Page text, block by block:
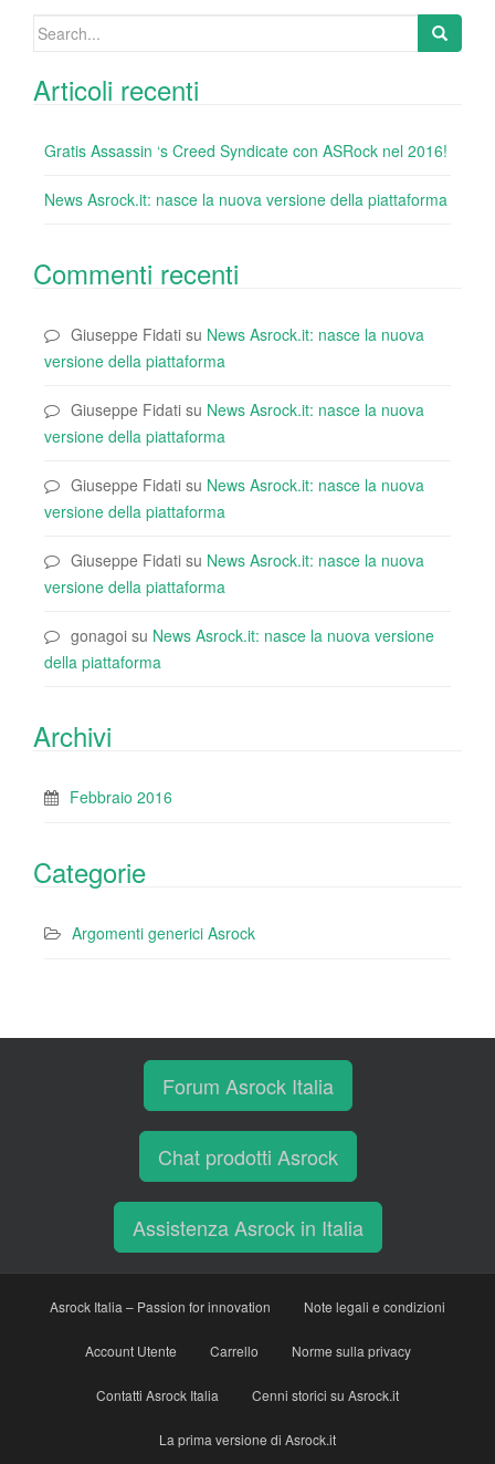
k
Search
Articoli recenti
Gratis Assassin ‘s Creed Syndicate con ASRock nel 2016!
News Asrock.it: nasce la nuova versione della piattaforma
Commenti recenti
Giuseppe Fidati su News Asrock.it: nasce la nuova
versione della piattaforma
Giuseppe Fidati su News Asrock.it: nasce la nuova
versione della piattaforma
Giuseppe Fidati su News Asrock.it: nasce la nuova
versione della piattaforma
Giuseppe Fidati su News Asrock.it: nasce la nuova
versione della piattaforma
gonagoi su News Asrock.it: nasce la nuova versione
della piattaforma
Archivi
Febbraio 2016
Categorie
Argomenti generici Asrock
Forum Asrock Italia
Chat prodotti Asrock
Assistenza Asrock in Italia
Asrock Italia – Passion for innovation Note legali e condizioni
Account Utente Carrello Norme sulla privacy
Contatti Asrock Italia Cenni storici su Asrock.it
La prima versione di Asrock.it